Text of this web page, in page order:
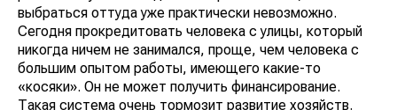
выбраться оттуда уже практически невозможно.
Сегодня прокредитовать человека с улицы, который
никогда ничем не занимался, проще, чем человека с
большим опытом работы, имеющего какие-то
«косяки». Он не может получить финансирование.
Такая система очень тормозит развитие хозяйств.